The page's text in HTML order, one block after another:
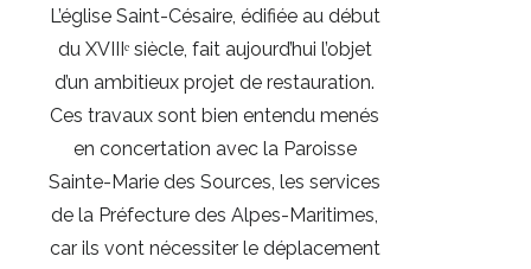
L’église Saint-Césaire, édifiée au début
du XVIIIᵉ siècle, fait aujourd’hui l’objet
d’un ambitieux projet de restauration.
Ces travaux sont bien entendu menés
en concertation avec la Paroisse
Sainte-Marie des Sources, les services
de la Préfecture des Alpes-Maritimes,
car ils vont nécessiter le déplacement